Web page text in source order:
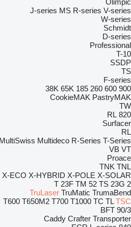
Olimpic
J-series MS R-series V-series
W-series
Schmidt
D-series
Professional
T-10
SSDP
TS
F-series
38K 65K 185 260 600 900
CookieMAK PastryMAK
TW
820
RL
Surfacer
RL
MultiSwiss Multideco R-Series T-Series
VB VT
Proace
TNK TNL
X-ECO X-HYBRID X-POLE X-SOLAR
T 23F TM 52 TS 23G 2
TruLaser TruMatic TrumaBend
T600 T650M2 T700 T1000 TC TL TSC
BFT 90/3
Caddy Crafter Transporter